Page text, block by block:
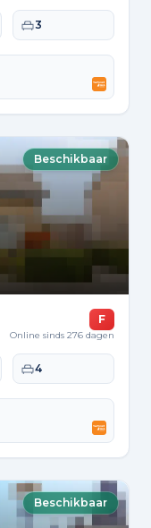
Slaapkamers
3
Beschikbaar
F
Online sinds 276 dagen
Slaapkamers
4
Beschikbaar